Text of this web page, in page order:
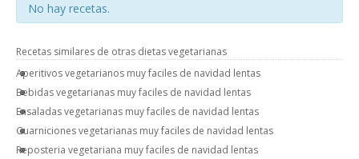
No hay recetas.
Recetas similares de otras dietas vegetarianas
Aperitivos vegetarianos muy faciles de navidad lentas
Bebidas vegetarianas muy faciles de navidad lentas
Ensaladas vegetarianas muy faciles de navidad lentas
Guarniciones vegetarianas muy faciles de navidad lentas
Reposteria vegetariana muy faciles de navidad lentas